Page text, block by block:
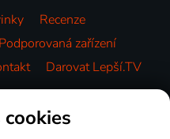
Recenze
Podporovaná zařízení
Darovat Lepší.TV